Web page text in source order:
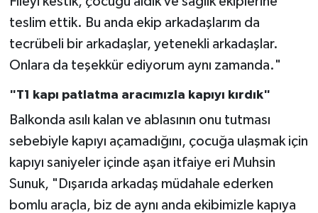
teslim ettik. Bu anda ekip arkadaşlarım da
tecrübeli bir arkadaşlar, yetenekli arkadaşlar.
Onlara da teşekkür ediyorum aynı zamanda."
"T1 kapı patlatma aracımızla kapıyı kırdık"
Balkonda asılı kalan ve ablasının onu tutması
sebebiyle kapıyı açamadığını, çocuğa ulaşmak için
kapıyı saniyeler içinde aşan itfaiye eri Muhsin
Sunuk, "Dışarıda arkadaş müdahale ederken
bomlu araçla, biz de aynı anda ekibimizle kapıya